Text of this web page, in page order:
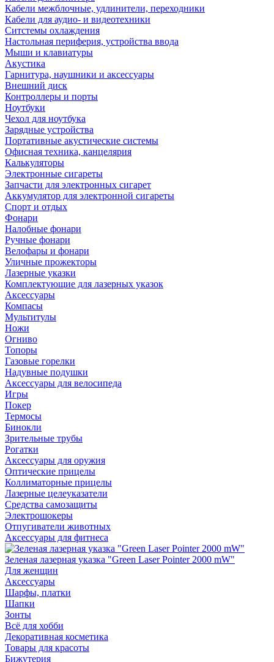
Кабели межблочные, удлинители, переходники
Кабели для аудио- и видеотехники
Ситстемы охлаждения
Настольная периферия, устройства ввода
Мыши и клавиатуры
Акустика
Гарнитура, наушники и аксессуары
Внешний диск
Контроллеры и порты
Ноутбуки
Чехол для ноутбука
Зарядные устройства
Портативные акустические системы
Офисная техника, канцелярия
Калькуляторы
Электронные сигареты
Запчасти для электронных сигарет
Аккумулятор для электронной сигареты
Спорт и отдых
Фонари
Налобные фонари
Ручные фонари
Велофары и фонари
Уличные прожекторы
Лазерные указки
Комплектующие для лазерных указок
Аксессуары
Компасы
Мультитулы
Ножи
Огниво
Топоры
Газовые горелки
Надувные подушки
Аксессуары для велосипеда
Игры
Покер
Термосы
Бинокли
Зрительные трубы
Рогатки
Аксессуары для оружия
Оптические прицелы
Коллиматорные прицелы
Лазерные целеуказатели
Средства самозащиты
Электрошокеры
Отпугиватели животных
Аксессуары для фитнеса
Зеленая лазерная указка "Green Laser Pointer 2000 mW"
Для женщин
Аксессуары
Шарфы, платки
Шапки
Зонты
Всё для хобби
Декоративная косметика
Товары для красоты
Бижутерия